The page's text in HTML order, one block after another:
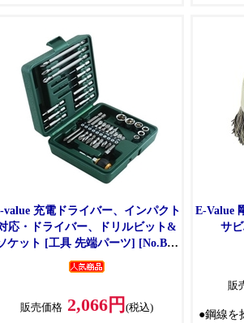
value 充電ドライバー、インパクト
応・ドライバー、ドリルビット&
ケット [工具 先端パーツ] [No.BS-
429PCS]
販売価格 2,066円(税込)
E-Value
サ
販
●鋼線を